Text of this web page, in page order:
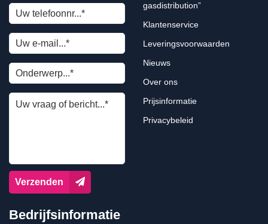
Verzenden
gasdistribution”
Klantenservice
Leveringsvoorwaarden
Nieuws
Over ons
Prijsinformatie
Privacybeleid
Bedrijfsinformatie